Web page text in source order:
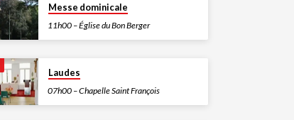
Messe dominicale
11h00 – Église du Bon Berger
Laudes
07h00 – Chapelle Saint François